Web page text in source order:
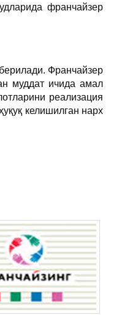
франчайзер
Франчайзер
муддат ичида амал
реализация
келишилган нарх